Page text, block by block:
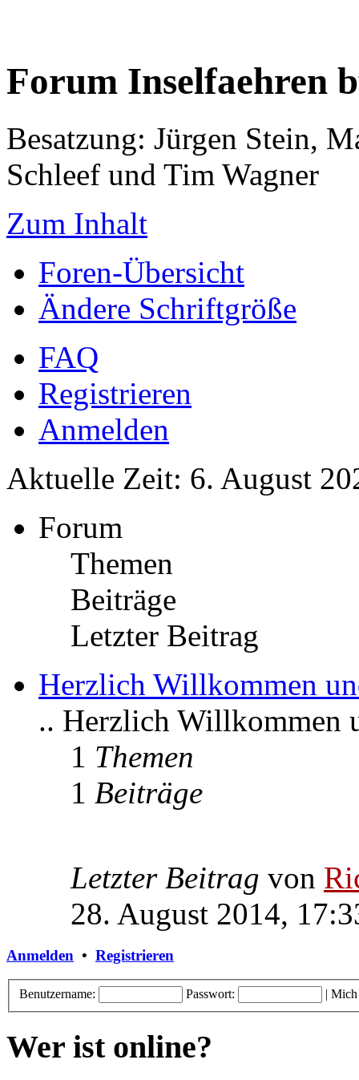
Forum Inselfaehren
Besatzung: Jürgen Stein,
Schleef und Tim Wagner
Zum Inhalt
Foren-Übersicht
Ändere Schriftgröße
FAQ
Registrieren
Anmelden
Aktuelle Zeit: 6. August
Forum
Themen
Beiträge
Letzter Beitrag
Herzlich Willkommen
.. Herzlich Willkommen
1 Themen
1 Beiträge
Letzter Beitrag von
28. August 2014,
Anmelden • Registrieren
Benutzername: Passwort: | Mich
Wer ist online?